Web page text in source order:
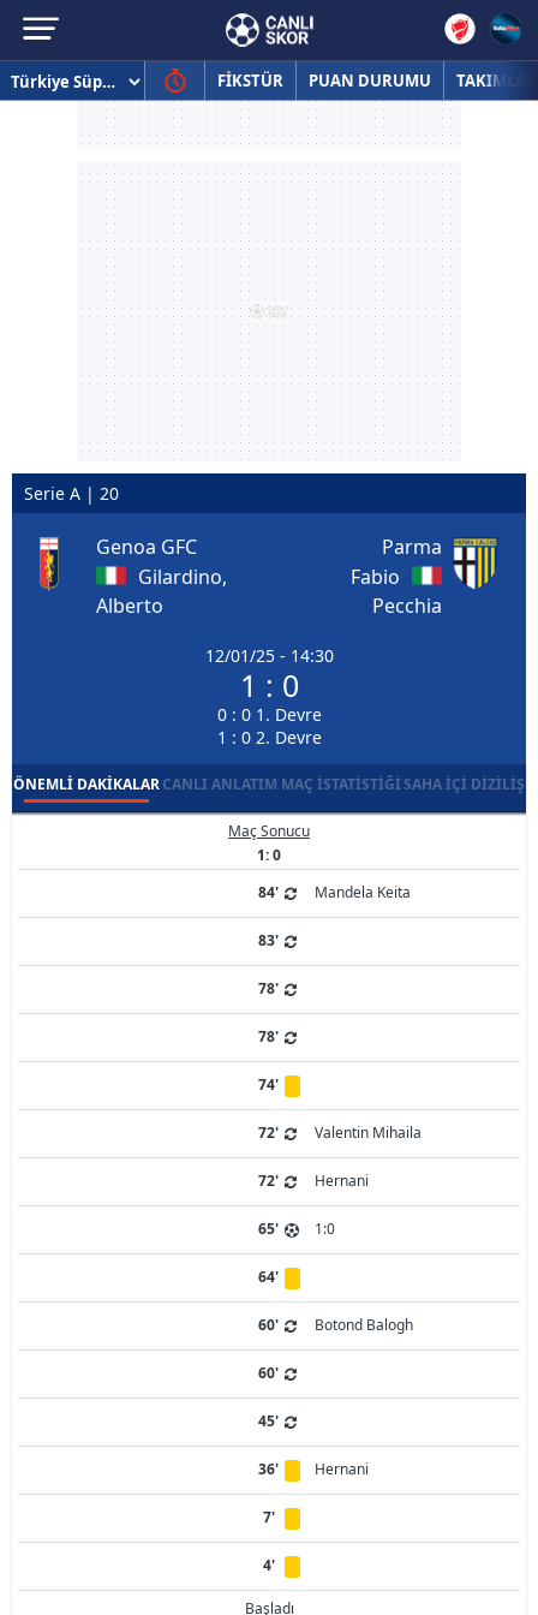
FİKSTÜR PUAN DURUMU TAKIMLAR
Serie A | 20
Genoa GFC
Gilardino,
Alberto
12/01/25 - 14:30
1 : 0
0 : 0 1. Devre
1 : 0 2. Devre
Parma
Fabio
Pecchia
ÖNEMLI DAKIKALARCANLI ANLATIM MAÇ İSTATISTIĞISAHA İÇI DIZILIŞ
Maç Sonucu
1: 0
84'
Mandela Keita
83'
78'
78'
74'
72' Valentin Mihaila
72' Hernani
65' 1:0
64'
60' Botond Balogh
60'
45'
36' Hernani
7'
4'
Başladı